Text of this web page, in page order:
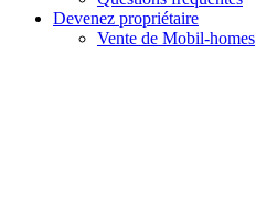
Devenez propriétaire
Vente de Mobil-homes